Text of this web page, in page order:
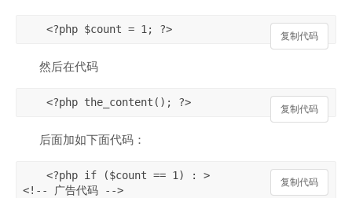
复制代码
复制代码
<?php $count = 1; ?>
然后在代码
复制代码
复制代码
<?php the_content(); ?>
后面加如下面代码：
复制代码
复制代码
<?php if ($count == 1) : >
<!-- 广告代码 -->